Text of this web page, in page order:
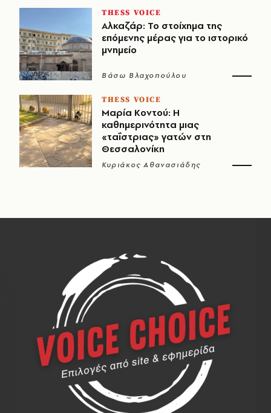
THESS VOICE
Αλκαζάρ: Το στοίχημα της
επόμενης μέρας για το ιστορικό
μνημείο
Βάσω Βλαχοπούλου
THESS VOICE
Μαρία Κοντού: Η
καθημερινότητα μιας
«ταΐστριας» γατών στη
Θεσσαλονίκη
Κυριάκος Αθανασιάδης